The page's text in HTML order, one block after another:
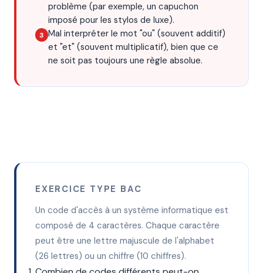
problème (par exemple, un capuchon
imposé pour les stylos de luxe).
Mal interpréter le mot "ou" (souvent additif)
et "et" (souvent multiplicatif), bien que ce
ne soit pas toujours une règle absolue.
EXERCICE TYPE BAC
Un code d'accès à un système informatique est
composé de 4 caractères. Chaque caractère
peut être une lettre majuscule de l'alphabet
(26 lettres) ou un chiffre (10 chiffres).